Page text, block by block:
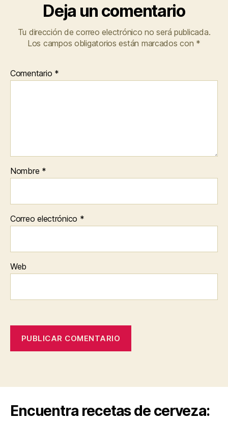
Deja un comentario
Tu dirección de correo electrónico no será publicada.
Los campos obligatorios están marcados con *
Comentario *
Nombre *
Correo electrónico *
Web
Encuentra recetas de cerveza: